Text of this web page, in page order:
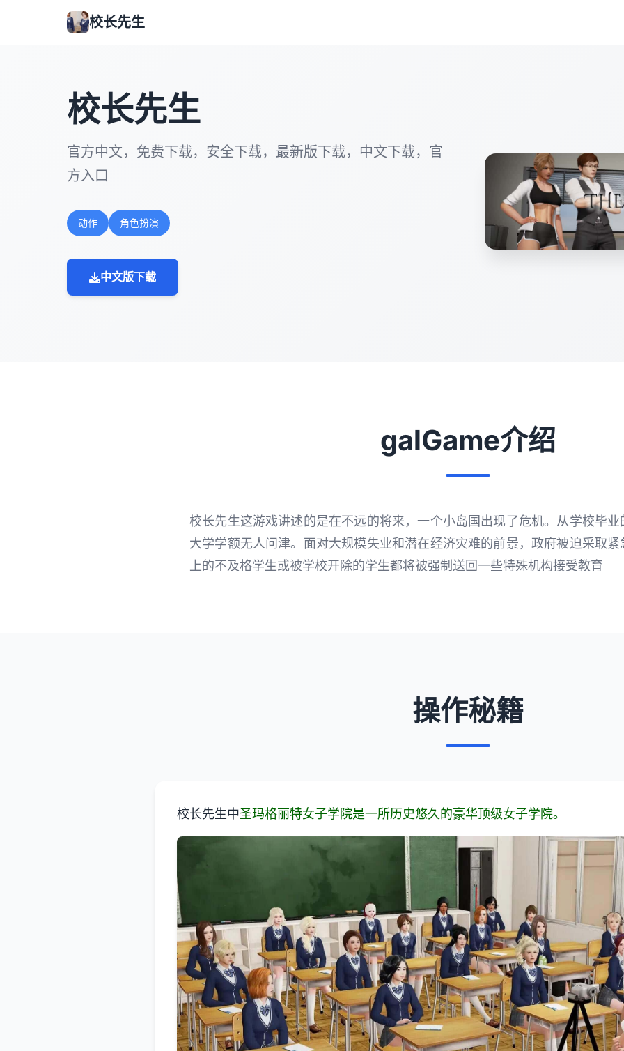
校长先生
校长先生
官方中文，免费下载，安全下载，最新版下载，中文下载，官
方入口
动作 角色扮演
中文版下载
galGame介绍
校长先生这游戏讲述的是在不远的将来，一个小岛国出现了危机。从学校毕
大学学额无人问津。面对大规模失业和潜在经济灾难的前景，政府被迫采取
上的不及格学生或被学校开除的学生都将被强制送回一些特殊机构接受教育
操作秘籍
校长先生中圣玛格丽特女子学院是一所历史悠久的豪华顶级女子学院。